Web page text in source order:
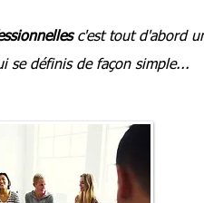
c'est tout d'abord
se définis de façon simple...